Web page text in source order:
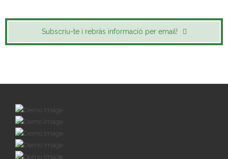
Subscriu-te i rebràs informació per email!